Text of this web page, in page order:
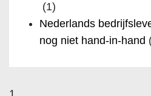
(1)
Nederlands
nog niet hand-in-hand
1